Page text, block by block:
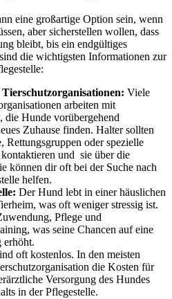
eine großartige Option sein, wenn
aber sicherstellen wollen, dass
bleibt, bis ein endgültiges
die wichtigsten Informationen zur
Viele
arbeiten mit
die Hunde vorübergehend
Zuhause finden. Halter sollten
Rettungsgruppen oder spezielle
und sie über die
können dir oft bei der Suche nach
helfen.
Der Hund lebt in einer häuslichen
was oft weniger stressig ist.
Pflege und
was seine Chancen auf eine
erhöht.
oft kostenlos. In den meisten
die Kosten für
Versorgung des Hundes
in der Pflegestelle.